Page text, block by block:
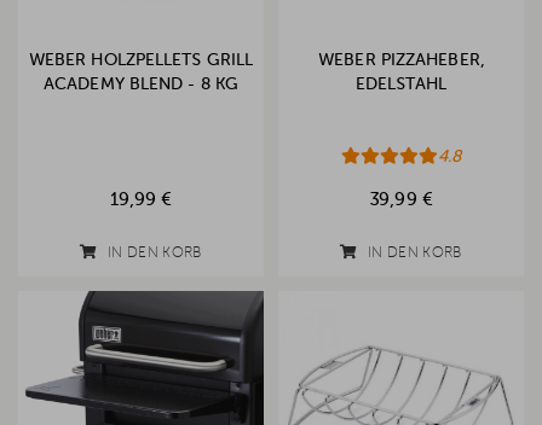
WEBER HOLZPELLETS GRILL
ACADEMY BLEND - 8 KG
19,99 €
IN DEN KORB
WEBER PIZZAHEBER,
EDELSTAHL
4.8
39,99 €
IN DEN KORB